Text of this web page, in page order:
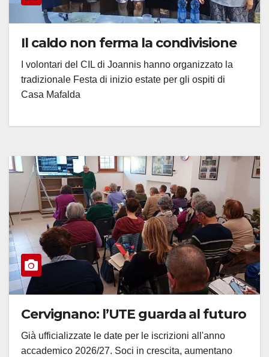
Il caldo non ferma la condivisione
I volontari del CIL di Joannis hanno organizzato la
tradizionale Festa di inizio estate per gli ospiti di
Casa Mafalda
Cervignano: l’UTE guarda al futuro
Già ufficializzate le date per le iscrizioni all'anno
accademico 2026/27. Soci in crescita, aumentano